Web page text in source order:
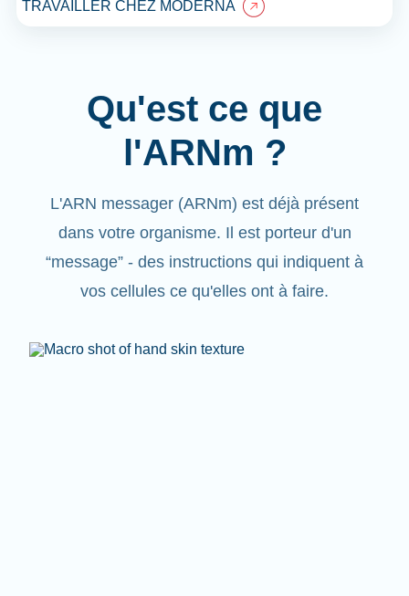
TRAVAILLER CHEZ MODERNA
Qu'est ce que
l'ARNm ?
L'ARN messager (ARNm) est déjà présent
dans votre organisme. Il est porteur d'un
“message” - des instructions qui indiquent à
vos cellules ce qu'elles ont à faire.